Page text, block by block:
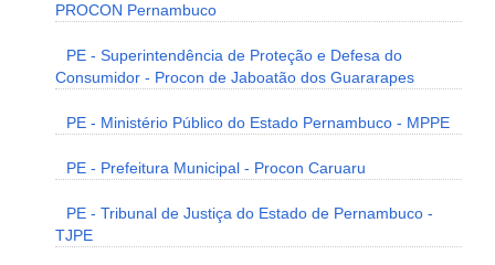
PROCON Pernambuco
PE - Superintendência de Proteção e Defesa do
Consumidor - Procon de Jaboatão dos Guararapes
PE - Ministério Público do Estado Pernambuco - MPPE
PE - Prefeitura Municipal - Procon Caruaru
PE - Tribunal de Justiça do Estado de Pernambuco -
TJPE